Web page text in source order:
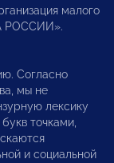
малого
РОССИИ».
Согласно
мы не
лексику
точками,
и социальной